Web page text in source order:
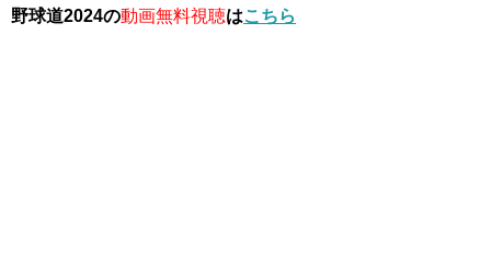
野球道2024の動画無料視聴はこちら